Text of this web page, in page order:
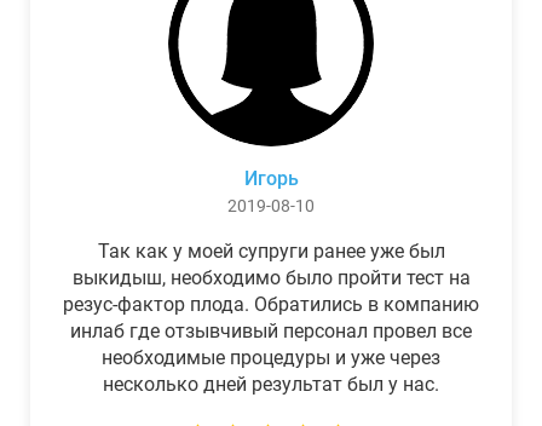
Игорь
2019-08-10
Так как у моей супруги ранее уже был
выкидыш, необходимо было пройти тест на
резус-фактор плода. Обратились в компанию
инлаб где отзывчивый персонал провел все
необходимые процедуры и уже через
несколько дней результат был у нас.